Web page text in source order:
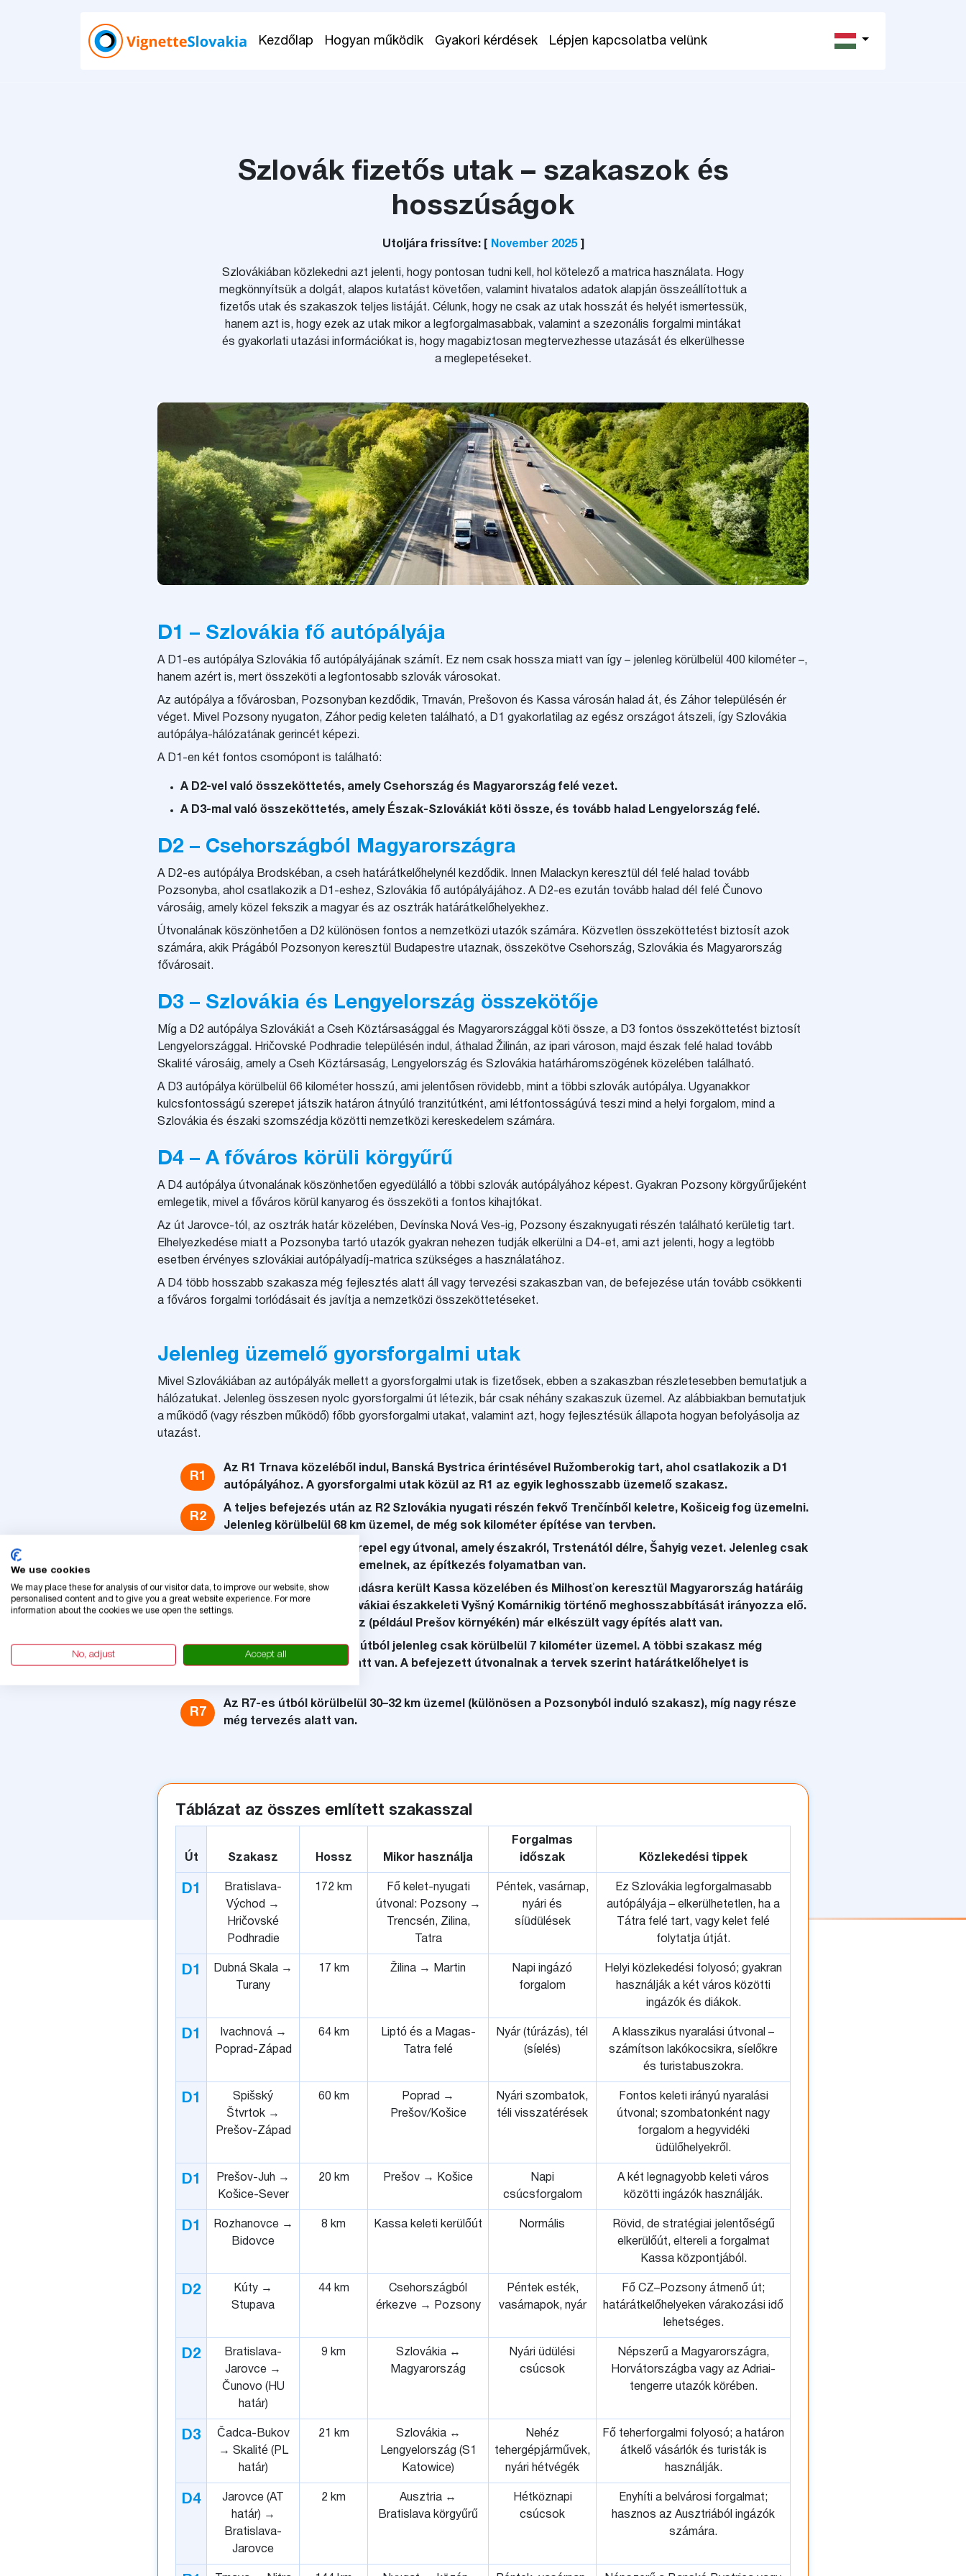
Kezdőlap Hogyan működik Gyakori kérdések Lépjen kapcsolatba velünk
Szlovák fizetős utak – szakaszok és
hosszúságok
Utoljára frissítve: [ November 2025]
Szlovákiában közlekedni azt jelenti, hogy pontosan tudni kell, hol kötelező a matrica használata. Hogy
megkönnyítsük a dolgát, alapos kutatást követően, valamint hivatalos adatok alapján összeállítottuk a
fizetős utak és szakaszok teljes listáját. Célunk, hogy ne csak az utak hosszát és helyét ismertessük,
hanem azt is, hogy ezek az utak mikor a legforgalmasabbak, valamint a szezonális forgalmi mintákat
és gyakorlati utazási információkat is, hogy magabiztosan megtervezhesse utazását és elkerülhesse
a meglepetéseket.
D1 – Szlovákia fő autópályája
A D1-es autópálya Szlovákia fő autópályájának számít. Ez nem csak hossza miatt van így – jelenleg körülbelül 400 kilométer –,
hanem azért is, mert összeköti a legfontosabb szlovák városokat.
Az autópálya a fővárosban, Pozsonyban kezdődik, Trnaván, Prešovon és Kassa városán halad át, és Záhor településén ér
véget. Mivel Pozsony nyugaton, Záhor pedig keleten található, a D1 gyakorlatilag az egész országot átszeli, így Szlovákia
autópálya-hálózatának gerincét képezi.
A D1-en két fontos csomópont is található:
A D2-vel való összeköttetés, amely Csehország és Magyarország felé vezet.
A D3-mal való összeköttetés, amely Észak-Szlovákiát köti össze, és tovább halad Lengyelország felé.
D2 – Csehországból Magyarországra
A D2-es autópálya Brodskéban, a cseh határátkelőhelynél kezdődik. Innen Malackyn keresztül dél felé halad tovább
Pozsonyba, ahol csatlakozik a D1-eshez, Szlovákia fő autópályájához. A D2-es ezután tovább halad dél felé Čunovo
városáig, amely közel fekszik a magyar és az osztrák határátkelőhelyekhez.
Útvonalának köszönhetően a D2 különösen fontos a nemzetközi utazók számára. Közvetlen összeköttetést biztosít azok
számára, akik Prágából Pozsonyon keresztül Budapestre utaznak, összekötve Csehország, Szlovákia és Magyarország
fővárosait.
D3 – Szlovákia és Lengyelország összekötője
Míg a D2 autópálya Szlovákiát a Cseh Köztársasággal és Magyarországgal köti össze, a D3 fontos összeköttetést biztosít
Lengyelországgal. Hričovské Podhradie településén indul, áthalad Žilinán, az ipari városon, majd észak felé halad tovább
Skalité városáig, amely a Cseh Köztársaság, Lengyelország és Szlovákia határháromszögének közelében található.
A D3 autópálya körülbelül 66 kilométer hosszú, ami jelentősen rövidebb, mint a többi szlovák autópálya. Ugyanakkor
kulcsfontosságú szerepet játszik határon átnyúló tranzitútként, ami létfontosságúvá teszi mind a helyi forgalom, mind a
Szlovákia és északi szomszédja közötti nemzetközi kereskedelem számára.
D4 – A főváros körüli körgyűrű
A D4 autópálya útvonalának köszönhetően egyedülálló a többi szlovák autópályához képest. Gyakran Pozsony körgyűrűjeként
emlegetik, mivel a főváros körül kanyarog és összeköti a fontos kihajtókat.
Az út Jarovce-tól, az osztrák határ közelében, Devínska Nová Ves-ig, Pozsony északnyugati részén található kerületig tart.
Elhelyezkedése miatt a Pozsonyba tartó utazók gyakran nehezen tudják elkerülni a D4-et, ami azt jelenti, hogy a legtöbb
esetben érvényes szlovákiai autópályadíj-matrica szükséges a használatához.
A D4 több hosszabb szakasza még fejlesztés alatt áll vagy tervezési szakaszban van, de befejezése után tovább csökkenti
a főváros forgalmi torlódásait és javítja a nemzetközi összeköttetéseket.
Jelenleg üzemelő gyorsforgalmi utak
Mivel Szlovákiában az autópályák mellett a gyorsforgalmi utak is fizetősek, ebben a szakaszban részletesebben bemutatjuk a
hálózatukat. Jelenleg összesen nyolc gyorsforgalmi út létezik, bár csak néhány szakaszuk üzemel. Az alábbiakban bemutatjuk
a működő (vagy részben működő) főbb gyorsforgalmi utakat, valamint azt, hogy fejlesztésük állapota hogyan befolyásolja az
utazást.
R1
Az R1 Trnava közeléből indul, Banská Bystrica érintésével Ružomberokig tart, ahol csatlakozik a D1
autópályához. A gyorsforgalmi utak közül az R1 az egyik leghosszabb üzemelő szakasz.
R2
A teljes befejezés után az R2 Szlovákia nyugati részén fekvő Trenčínből keletre, Košiceig fog üzemelni.
Jelenleg körülbelül 68 km üzemel, de még sok kilométer építése van tervben.
Az R3 tervei között szerepel egy útvonal, amely északról, Trstenától délre, Šahyig vezet. Jelenleg csak
bizonyos szakaszok üzemelnek, az építkezés folyamatban van.
R4
Az R4 egy része már átadásra került Kassa közelében és Milhosťon keresztül Magyarország határáig
tart. A teljes terv a szlovákiai északkeleti Vyšný Komárnikig történő meghosszabbítását irányozza elő.
Néhány elkerülő szakasz (például Prešov környékén) már elkészült vagy építés alatt van.
R6
Az R6-os gyorsforgalmi útból jelenleg csak körülbelül 7 kilométer üzemel. A többi szakasz még
tervezés vagy építés alatt van. A befejezett útvonalnak a tervek szerint határátkelőhelyet is
R7
Az R7-es útból körülbelül 30–32 km üzemel (különösen a Pozsonyból induló szakasz), míg nagy része
még tervezés alatt van.
Táblázat az összes említett szakasszal
Út Szakasz Hossz Mikor használja
Forgalmas
időszak
Közlekedési tippek
D1
Bratislava-
Východ →
Hričovské
Podhradie
172 km
Fő kelet-nyugati
útvonal: Pozsony →
Trencsén, Zilina,
Tatra
Péntek, vasárnap,
nyári és
síüdülések
Ez Szlovákia legforgalmasabb
autópályája – elkerülhetetlen, ha a
Tátra felé tart, vagy kelet felé
folytatja útját.
D1
Dubná Skala →
Turany
17 km Žilina → Martin
Napi ingázó
forgalom
Helyi közlekedési folyosó; gyakran
használják a két város közötti
ingázók és diákok.
D1
Ivachnová →
Poprad-Západ
64 km
Liptó és a Magas-
Tatra felé
Nyár (túrázás), tél
(síelés)
A klasszikus nyaralási útvonal –
számítson lakókocsikra, síelőkre
és turistabuszokra.
D1
Spišský
Štvrtok →
Prešov-Západ
60 km
Poprad →
Prešov/Košice
Nyári szombatok,
téli visszatérések
Fontos keleti irányú nyaralási
útvonal; szombatonként nagy
forgalom a hegyvidéki
üdülőhelyekről.
D1
Prešov-Juh →
Košice-Sever
20 km Prešov → Košice
Napi
csúcsforgalom
A két legnagyobb keleti város
közötti ingázók használják.
D1
Rozhanovce →
Bidovce
8 km Kassa keleti kerülőút Normális
Rövid, de stratégiai jelentőségű
elkerülőút, eltereli a forgalmat
Kassa központjából.
D2
Kúty →
Stupava
44 km
Csehországból
érkezve → Pozsony
Péntek esték,
vasárnapok, nyár
Fő CZ–Pozsony átmenő út;
határátkelőhelyeken várakozási idő
lehetséges.
D2
Bratislava-
Jarovce →
Čunovo (HU
határ)
9 km
Szlovákia ↔
Magyarország
Nyári üdülési
csúcsok
Népszerű a Magyarországra,
Horvátországba vagy az Adriai-
tengerre utazók körében.
D3
Čadca-Bukov
→ Skalité (PL
határ)
21 km
Szlovákia ↔
Lengyelország (S1
Katowice)
Nehéz
tehergépjárművek,
nyári hétvégék
Fő teherforgalmi folyosó; a határon
átkelő vásárlók és turisták is
használják.
D4
Jarovce (AT
határ) →
Bratislava-
Jarovce
2 km
Ausztria ↔
Bratislava körgyűrű
Hétköznapi
csúcsok
Enyhíti a belvárosi forgalmat;
hasznos az Ausztriából ingázók
számára.
We use cookies
We may place these for analysis of our visitor data, to improve our website, show
personalised content and to give you a great website experience. For more
information about the cookies we use open the settings.
No, adjust Accept all